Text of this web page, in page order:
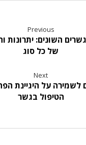
Previous
השונים: יתרונות
של כל סוג
Next
לשמירה על היגיינת
הטיפול בגשר